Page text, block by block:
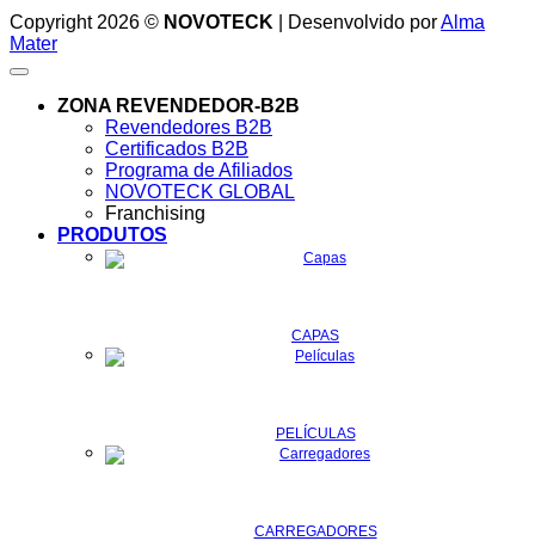
Copyright 2026 © NOVOTECK | Desenvolvido porAlma
Mater
ZONA REVENDEDOR-B2B
Revendedores B2B
Certificados B2B
Programa de Afiliados
NOVOTECK GLOBAL
Franchising
PRODUTOS
CAPAS
PELÍCULAS
CARREGADORES